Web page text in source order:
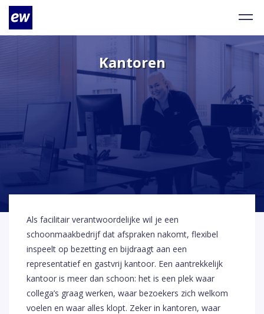
Kantoren
Als facilitair verantwoordelijke wil je een
schoonmaakbedrijf dat afspraken nakomt, flexibel
inspeelt op bezetting en bijdraagt aan een
representatief en gastvrij kantoor. Een aantrekkelijk
kantoor is meer dan schoon: het is een plek waar
collega’s graag werken, waar bezoekers zich welkom
voelen en waar alles klopt. Zeker in kantoren, waar